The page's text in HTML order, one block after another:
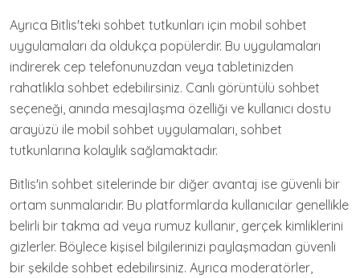
Ayrıca Bitlis'teki sohbet tutkunları için mobil sohbet
uygulamaları da oldukça popülerdir. Bu uygulamaları
indirerek cep telefonunuzdan veya tabletinizden
rahatlıkla sohbet edebilirsiniz. Canlı görüntülü sohbet
seçeneği, anında mesajlaşma özelliği ve kullanıcı dostu
arayüzü ile mobil sohbet uygulamaları, sohbet
tutkunlarına kolaylık sağlamaktadır.
Bitlis'in sohbet sitelerinde bir diğer avantaj ise güvenli bir
ortam sunmalarıdır. Bu platformlarda kullanıcılar genellikle
belirli bir takma ad veya rumuz kullanır, gerçek kimliklerini
gizlerler. Böylece kişisel bilgilerinizi paylaşmadan güvenli
bir şekilde sohbet edebilirsiniz. Ayrıca moderatörler,